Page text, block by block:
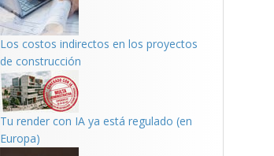
Los costos indirectos en los proyectos
de construcción
Tu render con IA ya está regulado (en
Europa)